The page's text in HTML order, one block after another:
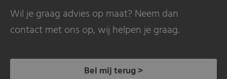
Wil je graag advies op maat? Neem dan
contact met ons op, wij helpen je graag.
Bel mij terug >